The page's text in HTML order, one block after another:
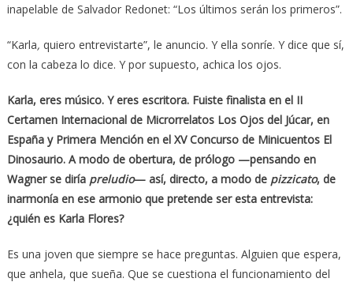
inapelable de Salvador Redonet: “Los últimos serán los primeros”.
“Karla, quiero entrevistarte”, le anuncio. Y ella sonríe. Y dice que sí,
con la cabeza lo dice. Y por supuesto, achica los ojos.
Karla, eres músico. Y eres escritora. Fuiste finalista en el II
Certamen Internacional de Microrrelatos Los Ojos del Júcar, en
España y Primera Mención en el XV Concurso de Minicuentos El
Dinosaurio. A modo de obertura, de prólogo —pensando en
Wagner se diría preludio— así, directo, a modo de pizzicato, de
inarmonía en ese armonio que pretende ser esta entrevista:
¿quién es Karla Flores?
Es una joven que siempre se hace preguntas. Alguien que espera,
que anhela, que sueña. Que se cuestiona el funcionamiento del